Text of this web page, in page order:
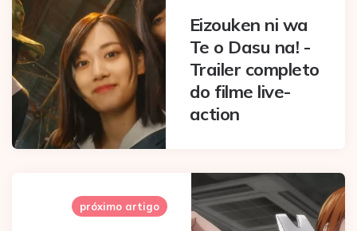
Eizouken ni wa
Te o Dasu na! -
Trailer completo
do filme live-
action
próximo artigo